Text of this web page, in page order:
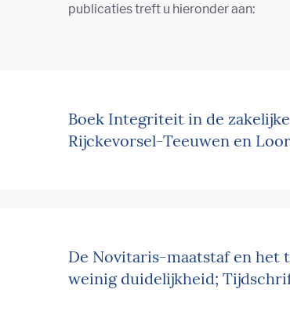
publicaties treft u hieronder aan:
Boek Integriteit in de
Rijckevorsel-Teeuwen en
De Novitaris-maatstaf en het
weinig duidelijkheid;